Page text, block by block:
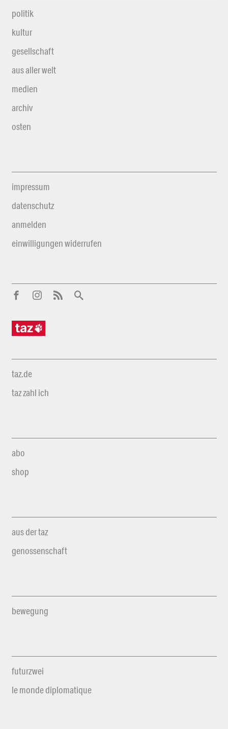
politik
kultur
gesellschaft
aus aller welt
medien
archiv
osten
impressum
datenschutz
anmelden
einwilligungen widerrufen
taz.de
taz zahl ich
abo
shop
aus der taz
genossenschaft
bewegung
futurzwei
le monde diplomatique